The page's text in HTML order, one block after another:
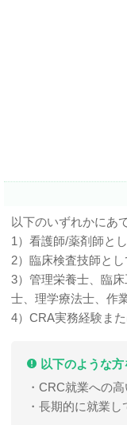
以下のいずれかにあ
1）看護師/薬剤師と
2）臨床検査技師とし
3）管理栄養士、臨
士、理学療法士、作
4）CRA実務経験ま
以下のような方
・CRC就業への
・長期的に就業